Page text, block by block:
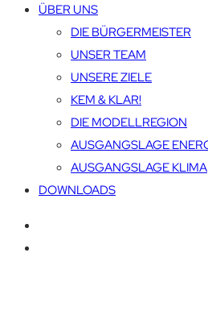
ÜBER UNS
DIE BÜRGERMEISTER
UNSER TEAM
UNSERE ZIELE
KEM & KLAR!
DIE MODELLREGION
AUSGANGSLAGE
AUSGANGSLAGE KLIMA
DOWNLOADS